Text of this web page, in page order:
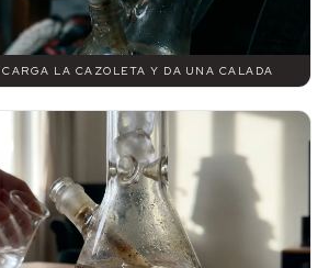
LA CAZOLETA Y DA UNA CALADA